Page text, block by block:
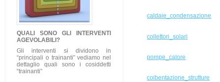
QUALI SONO GLI
INTERVENTI
AGEVOLABILI?
Gli interventi si dividono in
“principali o trainanti” vediamo nel
dettaglio quali sono i cosiddetti
“trainanti”
caldaie_condensazione
collettori_solari
pompe_calore
coibentazione_strutture